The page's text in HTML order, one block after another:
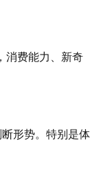
消费能力、新奇
形势。特别是体